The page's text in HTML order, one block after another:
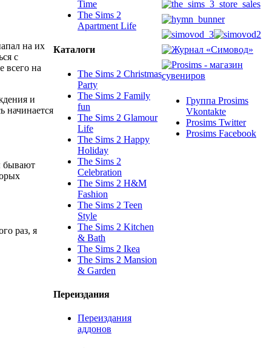
на их
с
всего на
и
начинается
бывают
раз, я
Time
The Sims 2
Apartment Life
Каталоги
The Sims 2 Christmas
Party
The Sims 2 Family
fun
The Sims 2 Glamour
Life
The Sims 2 Happy
Holiday
The Sims 2
Celebration
The Sims 2 H&M
Fashion
The Sims 2 Teen
Style
The Sims 2 Kitchen
& Bath
The Sims 2 Ikea
The Sims 2 Mansion
& Garden
Переиздания
Переиздания
аддонов
Группа Prosims
Vkontakte
Prosims Twitter
Prosims Facebook